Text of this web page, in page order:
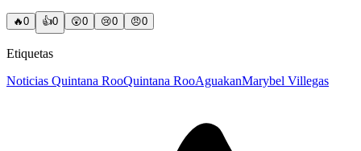
🔥0 👍0 😲0 😢0 😠0
Etiquetas
Noticias Quintana RooQuintana RooAguakanMarybel Villegas